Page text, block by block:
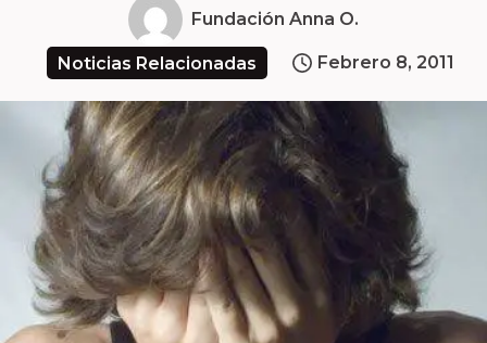
Fundación Anna O.
Noticias Relacionadas Febrero 8, 2011